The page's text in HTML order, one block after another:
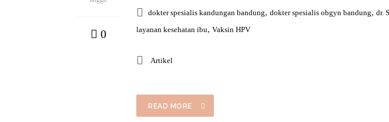
0
dokter spesialis kandungan bandung, dokter spesialis obgyn bandung, dr.
layanan kesehatan ibu, Vaksin HPV
Artikel
READ MORE